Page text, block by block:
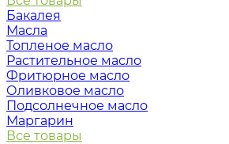
Бакалея
Масла
Топленое масло
Растительное масло
Фритюрное масло
Оливковое масло
Подсолнечное масло
Маргарин
Все товары